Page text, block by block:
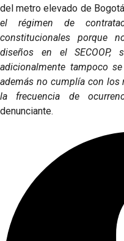
del metro elevado de
el régimen de
constitucionales porque
diseños en el SECOOP,
adicionalmente tampoco
además no cumplía con los
la frecuencia de
denunciante.